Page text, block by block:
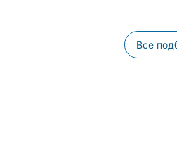
Все